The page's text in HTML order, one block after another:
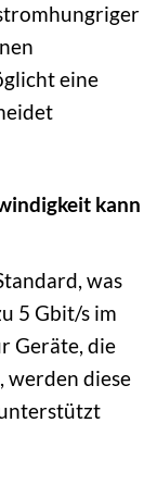
eine
kann
was
5 Gbit/s im
Geräte, die
werden diese